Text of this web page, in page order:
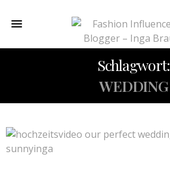
Schlagwort:
WEDDING